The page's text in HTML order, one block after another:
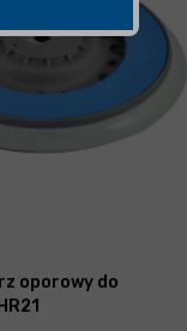
oporowy do